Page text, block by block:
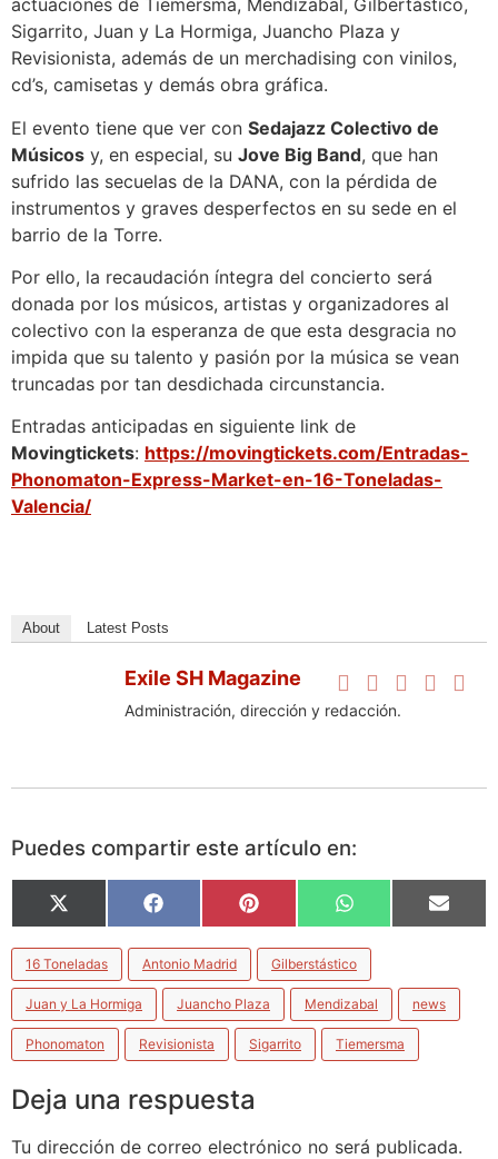
actuaciónes de Tiemersma, Mendizabal, Gilbertástico,
Sigarrito, Juan y La Hormiga, Juancho Plaza y
Revisionista, además de un merchadising con vinilos,
cd’s, camisetas y demás obra gráfica.
El evento tiene que ver con Sedajazz Colectivo de
Músicos y, en especial, su Jove Big Band, que han
sufrido las secuelas de la DANA, con la pérdida de
instrumentos y graves desperfectos en su sede en el
barrio de la Torre.
Por ello, la recaudación íntegra del concierto será
donada por los músicos, artistas y organizadores al
colectivo con la esperanza de que esta desgracia no
impida que su talento y pasión por la música se vean
truncadas por tan desdichada circunstancia.
Entradas anticipadas en siguiente link de
Movingtickets: https://movingtickets.com/Entradas-
Phonomaton-Express-Market-en-16-Toneladas-
Valencia/
About Latest Posts
Exile SH Magazine
Administración, dirección y redacción.
Puedes compartir este artículo en:
X
(Twitter)
Facebook Pinterest WhatsApp Email
16 Toneladas Antonio Madrid Gilberstástico
Juan y La Hormiga Juancho Plaza Mendizabal news
Phonomaton Revisionista Sigarrito Tiemersma
Deja una respuesta
Tu dirección de correo electrónico no será publicada.